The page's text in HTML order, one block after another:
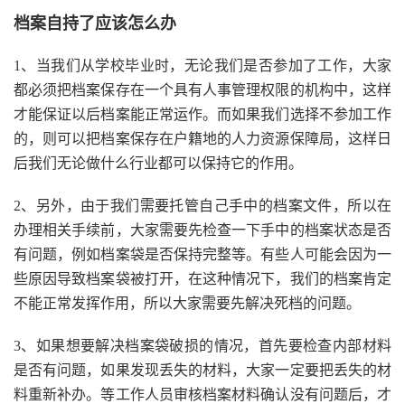
档案自持了应该怎么办
1、当我们从学校毕业时，无论我们是否参加了工作，大家
都必须把档案保存在一个具有人事管理权限的机构中，这样
才能保证以后档案能正常运作。而如果我们选择不参加工作
的，则可以把档案保存在户籍地的人力资源保障局，这样日
后我们无论做什么行业都可以保持它的作用。
2、另外，由于我们需要托管自己手中的档案文件，所以在
办理相关手续前，大家需要先检查一下手中的档案状态是否
有问题，例如档案袋是否保持完整等。有些人可能会因为一
些原因导致档案袋被打开，在这种情况下，我们的档案肯定
不能正常发挥作用，所以大家需要先解决死档的问题。
3、如果想要解决档案袋破损的情况，首先要检查内部材料
是否有问题，如果发现丢失的材料，大家一定要把丢失的材
料重新补办。等工作人员审核档案材料确认没有问题后，才